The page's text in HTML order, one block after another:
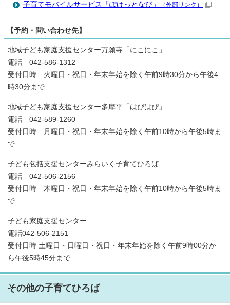
子育てモバイルサービス「ぽけっとなび」 （外部リンク）
【予約・問い合わせ先】
地域子ども家庭支援センター万願寺「にこにこ」
電話 042-586-1312
受付日時 火曜日・祝日・年末年始を除く午前9時30分から午後4
時30分まで
地域子ども家庭支援センター多摩平「はぴはぴ」
電話 042-589-1260
受付日時 月曜日・祝日・年末年始を除く午前10時から午後5時ま
で
子ども包括支援センターみらいく子育てひろば
電話 042-506-2156
受付日時 木曜日・祝日・年末年始を除く午前10時から午後5時ま
で
子ども家庭支援センター
電話042-506-2151
受付日時 土曜日・日曜日・祝日・年末年始を除く午前9時00分か
ら午後5時45分まで
その他の子育てひろば